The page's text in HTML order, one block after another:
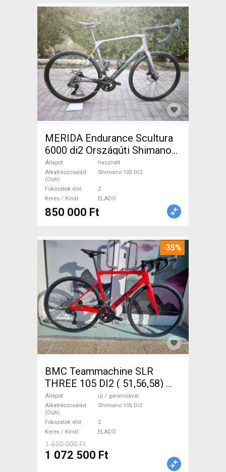
MERIDA Endurance Scultura
6000 di2 Országúti Shimano
105 Di2 tárcsafék használt
ELADÓ
Állapot
használt
Alkatrészcsalád
(Outi)
Shimano 105 Di2
Fokozatok elöl
2
Keres / Kínál
ELADÓ
850 000 Ft
-35%
BMC Teammachine SLR
THREE 105 DI2 ( 51,56,58)
Országúti Shimano 105 Di2
tárcsafék új / garanciával
ELADÓ
Állapot
új / garanciával
Alkatrészcsalád
(Outi)
Shimano 105 Di2
Fokozatok elöl
2
Keres / Kínál
ELADÓ
1 650 000 Ft
1 072 500 Ft